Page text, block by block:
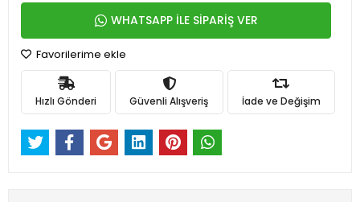
WHATSAPP İLE SİPARİŞ VER
Favorilerime ekle
Hızlı Gönderi Güvenli Alışveriş İade ve Değişim